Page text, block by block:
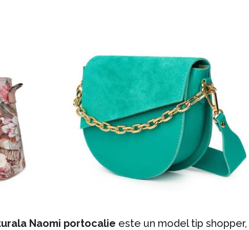
Naomi portocalie este un model tip